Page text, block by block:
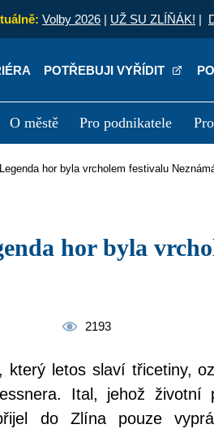
Volby 2026 | UŽ SU ZLÍŇÁK! |
POTŘEBUJI VYŘÍDIT
O městě Pro podnikatele
Kariéra
hor byla vrcholem festivalu
2193
letos slaví třicetiny,
Ital, jehož životní
do Zlína pouze